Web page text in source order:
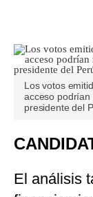
Los votos
acceso podrían
presidente del
El análisis